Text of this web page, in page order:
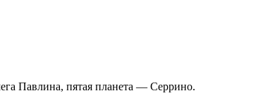
Павлина, пятая планета — Серрино.